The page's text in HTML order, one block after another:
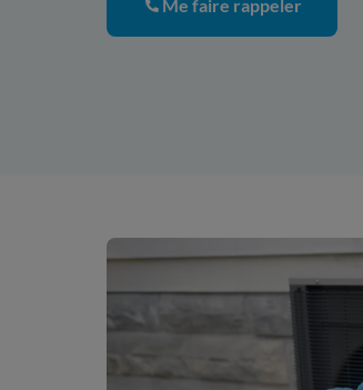
Me faire rappeler